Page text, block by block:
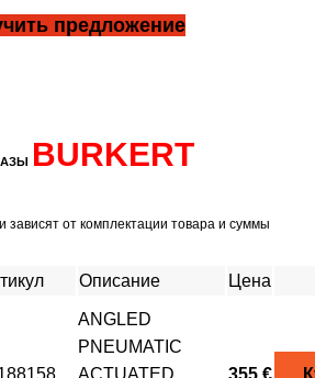
предложение
BURKERT
от комплектации товара и суммы
Описание Цена
ANGLED
PNEUMATIC
ACTUATED
355 €